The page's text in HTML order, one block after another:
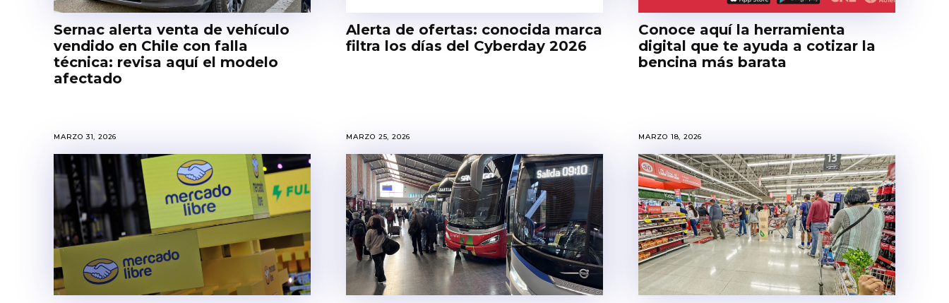
Sernac alerta venta de vehículo
vendido en Chile con falla
técnica: revisa aquí el modelo
afectado
Alerta de ofertas: conocida marca
filtra los días del Cyberday 2026
Conoce aquí la herramienta
digital que te ayuda a cotizar la
bencina más barata
MARZO 31, 2026 MARZO 25, 2026 MARZO 18, 2026